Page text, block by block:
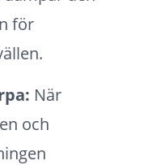
för
När
och